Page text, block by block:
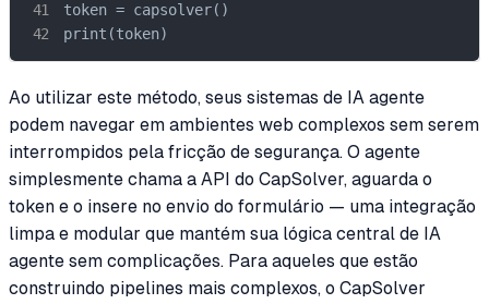
token = capsolver()
print(token)
Ao utilizar este método, seus sistemas de IA agente
podem navegar em ambientes web complexos sem serem
interrompidos pela fricção de segurança. O agente
simplesmente chama a API do CapSolver, aguarda o
token e o insere no envio do formulário — uma integração
limpa e modular que mantém sua lógica central de IA
agente sem complicações. Para aqueles que estão
construindo pipelines mais complexos, o CapSolver